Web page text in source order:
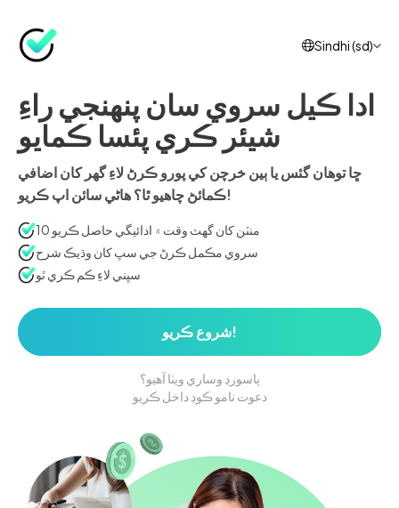
Sindhi (sd)
ادا ڪيل سروي سان پنهنجي راءِ
شيئر ڪري پئسا ڪمايو
ڇا توهان گئس يا ٻين خرچن کي پورو ڪرڻ لاءِ گهر کان اضافي
ڪمائڻ چاهيو ٿا؟ هاڻي سائن اپ ڪريو!
10 منٽن کان گهٽ وقت ۾ ادائيگي حاصل ڪريو
سروي مڪمل ڪرڻ جي سڀ کان وڌيڪ شرح
سڀني لاءِ ڪم ڪري ٿو
شروع ڪريو!
پاسورڊ وساري ويٺا آهيو؟
دعوت نامو ڪوڊ داخل ڪريو